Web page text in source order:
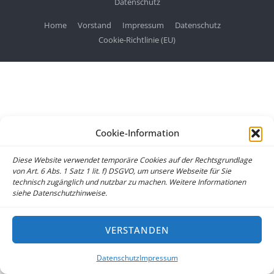
Cookie-Information
Diese Website verwendet temporäre Cookies auf der Rechtsgrundlage
von Art. 6 Abs. 1 Satz 1 lit. f) DSGVO, um unsere Webseite für Sie
technisch zugänglich und nutzbar zu machen. Weitere Informationen
siehe Datenschutzhinweise.
VERSTANDEN
DatenschutzImpressum
Home Vorstand Impressum
Datenschutz
Cookie-Richtlinie (EU)